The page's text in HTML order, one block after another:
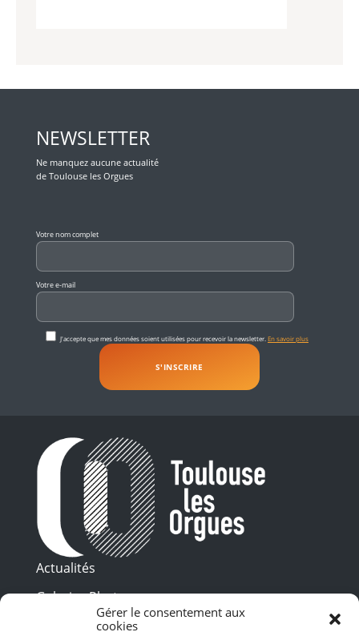
Gérer le consentement aux
cookies
NEWSLETTER
Ne manquez aucune actualité
de Toulouse les Orgues
Votre nom complet
Votre e-mail
J'accepte que mes données soient utilisées pour recevoir la newsletter. En savoir plus
Actualités
Galeries Photos
Vidéothèque